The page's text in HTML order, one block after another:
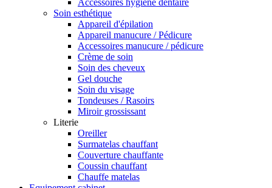
Accessoires hygiène dentaire
Soin esthétique
Appareil d'épilation
Appareil manucure / Pédicure
Accessoires manucure / pédicure
Crème de soin
Soin des cheveux
Gel douche
Soin du visage
Tondeuses / Rasoirs
Miroir grossissant
Literie
Oreiller
Surmatelas chauffant
Couverture chauffante
Coussin chauffant
Chauffe matelas